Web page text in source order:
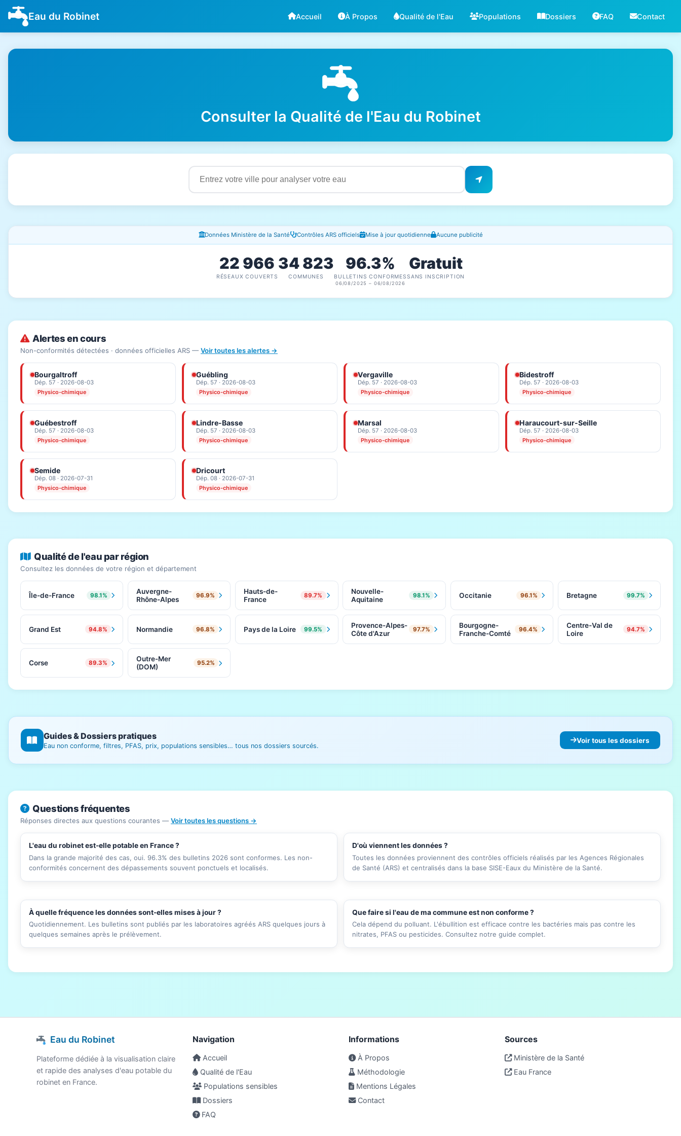
Eau du Robinet Accueil À Propos Qualité de l'Eau Populations Dossiers FAQ Contact
Consulter la Qualité de l'Eau du Robinet
Résultats de qualité de l'eau
Fenêtres d'information Données Ministère de la Santé Contrôles ARS officiels Mise à jour quotidienne Aucune publicité
22 966
RÉSEAUX COUVERTS
34 823
COMMUNES
96.3%
BULLETINS CONFORMES
06/08/2025 – 06/08/2026
Gratuit
SANS INSCRIPTION
Alertes en cours
Non-conformités détectées · données officielles ARS — Voir toutes les alertes →
Bourgaltroff
Dép. 57 · 2026-08-03
Physico-chimique
Guébling
Dép. 57 · 2026-08-03
Physico-chimique
Vergaville
Dép. 57 · 2026-08-03
Physico-chimique
Bidestroff
Dép. 57 · 2026-08-03
Physico-chimique
Guébestroff
Dép. 57 · 2026-08-03
Physico-chimique
Lindre-Basse
Dép. 57 · 2026-08-03
Physico-chimique
Marsal
Dép. 57 · 2026-08-03
Physico-chimique
Haraucourt-sur-Seille
Dép. 57 · 2026-08-03
Physico-chimique
Semide
Dép. 08 · 2026-07-31
Physico-chimique
Dricourt
Dép. 08 · 2026-07-31
Physico-chimique
Qualité de l'eau par région
Consultez les données de votre région et département
Île-de-France 98.1%
Auvergne-
Rhône-Alpes
96.9%
Hauts-de-
France
89.7%
Nouvelle-
Aquitaine
98.1% Occitanie 96.1% Bretagne 99.7%
Grand Est 94.8% Normandie 96.8% Pays de la Loire 99.5%
Provence-Alpes-
Côte d'Azur
97.7%
Bourgogne-
Franche-Comté
96.4%
Centre-Val de
Loire
94.7%
Corse 89.3%
Outre-Mer
(DOM)
95.2%
Guides & Dossiers pratiques
Eau non conforme, filtres, PFAS, prix, populations sensibles… tous nos dossiers sourcés.
Voir tous les dossiers
Questions fréquentes
Réponses directes aux questions courantes — Voir toutes les questions →
L'eau du robinet est-elle potable en France ?
Dans la grande majorité des cas, oui. 96.3% des bulletins 2026 sont conformes. Les non-
conformités concernent des dépassements souvent ponctuels et localisés.
D'où viennent les données ?
Toutes les données proviennent des contrôles officiels réalisés par les Agences Régionales
de Santé (ARS) et centralisés dans la base SISE-Eaux du Ministère de la Santé.
À quelle fréquence les données sont-elles mises à jour ?
Quotidiennement. Les bulletins sont publiés par les laboratoires agréés ARS quelques jours à
quelques semaines après le prélèvement.
Que faire si l'eau de ma commune est non conforme ?
Cela dépend du polluant. L'ébullition est efficace contre les bactéries mais pas contre les
nitrates, PFAS ou pesticides. Consultez notre guide complet.
Eau du Robinet
Plateforme dédiée à la visualisation claire
et rapide des analyses d'eau potable du
robinet en France.
Navigation
Accueil
Qualité de l'Eau
Populations sensibles
Dossiers
FAQ
Informations
À Propos
Méthodologie
Mentions Légales
Contact
Sources
Ministère de la Santé
Eau France